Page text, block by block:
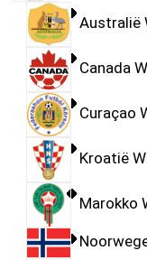
Australië
Canada
Curaçao
Kroatië
Marokko